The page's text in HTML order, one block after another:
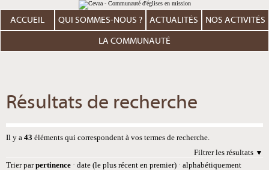
au
contenu.
Aller
personnels
ACCUEIL QUI SOMMES-NOUS ? ACTUALITÉS NOS ACTIVITÉS
LA COMMUNAUTÉ
Résultats de recherche
Il y a 43 éléments qui correspondent à vos termes de recherche.
Filtrer les résultats
Trier par pertinence · date (le plus récent en premier) · alphabétiquement